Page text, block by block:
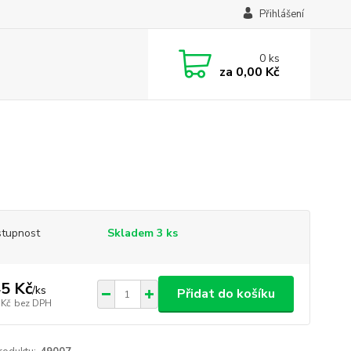
Přihlášení
0ks
za 0,00 Kč
Skladem 3 ks
Kč/ks
bez DPH
Přidat do košíku